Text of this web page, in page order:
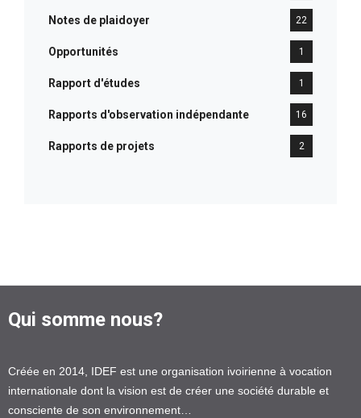
Notes de plaidoyer 22
Opportunités 1
Rapport d'études 1
Rapports d'observation indépendante 16
Rapports de projets 2
Qui somme nous?
Créée en 2014, IDEF est une organisation ivoirienne à vocation
internationale dont la vision est de créer une société durable et
consciente de son environnement…